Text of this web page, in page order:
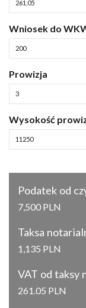
Wniosek do
Prowizja
Wysokość
Podatek od
7,500 PLN
Taksa
1,135 PLN
VAT od taksy
261.05 PLN